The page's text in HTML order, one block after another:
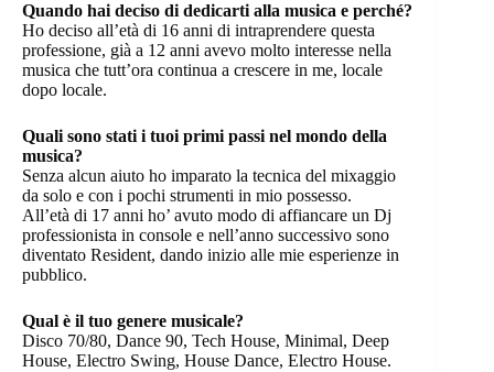
Quando hai deciso di dedicarti alla musica e perché?
Ho deciso all’età di 16 anni di intraprendere questa
professione, già a 12 anni avevo molto interesse nella
musica che tutt’ora continua a crescere in me, locale
dopo locale.
Quali sono stati i tuoi primi passi nel mondo della
musica?
Senza alcun aiuto ho imparato la tecnica del mixaggio
da solo e con i pochi strumenti in mio possesso.
All’età di 17 anni ho’ avuto modo di affiancare un Dj
professionista in console e nell’anno successivo sono
diventato Resident, dando inizio alle mie esperienze in
pubblico.
Qual è il tuo genere musicale?
Disco 70/80, Dance 90, Tech House, Minimal, Deep
House, Electro Swing, House Dance, Electro House.